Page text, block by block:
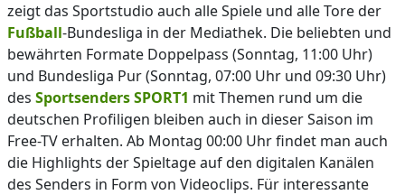
zeigt das Sportstudio auch alle Spiele und alle Tore der
Fußball-Bundesliga in der Mediathek. Die beliebten und
bewährten Formate Doppelpass (Sonntag, 11:00 Uhr)
und Bundesliga Pur (Sonntag, 07:00 Uhr und 09:30 Uhr)
des Sportsenders SPORT1 mit Themen rund um die
deutschen Profiligen bleiben auch in dieser Saison im
Free-TV erhalten. Ab Montag 00:00 Uhr findet man auch
die Highlights der Spieltage auf den digitalen Kanälen
des Senders in Form von Videoclips. Für interessante